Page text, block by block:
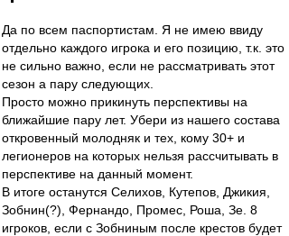
Да по всем паспортистам. Я не имею ввиду
отдельно каждого игрока и его позицию, т.к. это
не сильно важно, если не рассматривать этот
сезон а пару следующих.
Просто можно прикинуть перспективы на
ближайшие пару лет. Убери из нашего состава
откровенный молодняк и тех, кому 30+ и
легионеров на которых нельзя рассчитывать в
перспективе на данный момент.
В итоге останутся Селихов, Кутепов, Джикия,
Зобнин(?), Фернандо, Промес, Роша, Зе. 8
игроков, если с Зобниным после крестов будет